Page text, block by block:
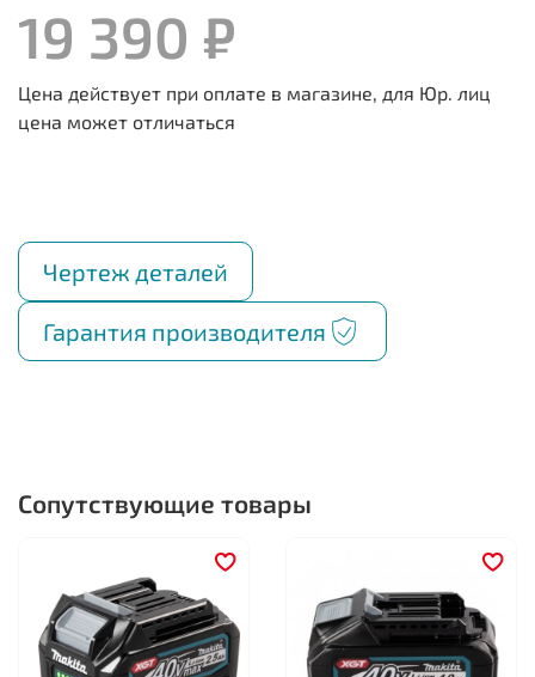
19 390 ₽
Чертеж деталей
Гарантия производителя
Сопутствующие товары